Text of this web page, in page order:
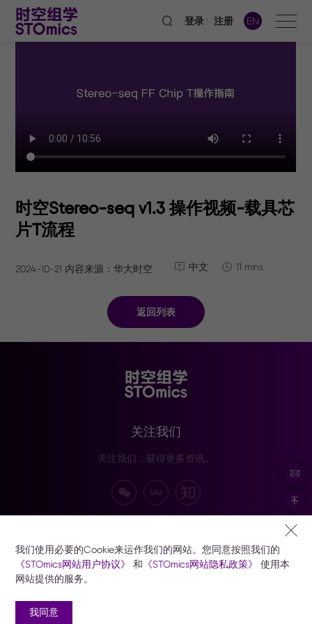
登录 注册 EN
时空Stereo-seq v1.3 操作视频-载具芯
片T流程
2024-10-21 内容来源：华大时空 中文 11 mins
返回列表
关注我们
关注我们，获得更多资讯。
订阅以接收华大时空技术、产品及活动资讯。
我们使用必要的Cookie来运作我们的网站。您同意按照我们的
《STOmics网站用户协议》
和 《STOmics网站隐私政策》
使用本
网站提供的服务。
我同意